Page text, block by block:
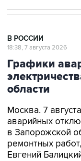
В РОССИИ
18:38, 7 августа 2026
Графики
области
Москва. 7
аварийных
в Запорожской
ремонтных
Евгений